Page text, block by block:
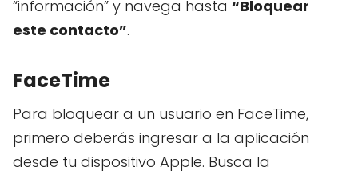
“información” y navega hasta “Bloquear
este contacto”.
FaceTime
Para bloquear a un usuario en FaceTime,
primero deberás ingresar a la aplicación
desde tu dispositivo Apple. Busca la